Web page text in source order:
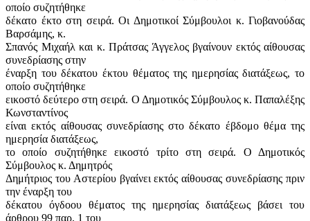
οποίο συζητήθηκε
δέκατο έκτο στη σειρά. Οι Δημοτικοί Σύμβουλοι κ. Γιοβανούδας
Βαρσάμης, κ.
Σπανός Μιχαήλ και κ. Πράτσας Άγγελος βγαίνουν εκτός αίθουσας
συνεδρίασης στην
έναρξη του δέκατου έκτου θέματος της ημερησίας διατάξεως, το
οποίο συζητήθηκε
εικοστό δεύτερο στη σειρά. Ο Δημοτικός Σύμβουλος κ. Παπαλέξης
Κωνσταντίνος
είναι εκτός αίθουσας συνεδρίασης στο δέκατο έβδομο θέμα της
ημερησία διατάξεως,
το οποίο συζητήθηκε εικοστό τρίτο στη σειρά. Ο Δημοτικός
Σύμβουλος κ. Δημητρός
Δημήτριος του Αστερίου βγαίνει εκτός αίθουσας συνεδρίασης πριν
την έναρξη του
δέκατου όγδοου θέματος της ημερησίας διατάξεως βάσει του
άρθρου 99 παρ. 1 του